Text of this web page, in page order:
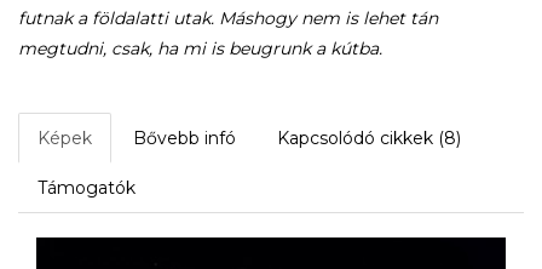
futnak a földalatti utak. Máshogy nem is lehet tán
megtudni, csak, ha mi is beugrunk a kútba.
Képek Bővebb infó Kapcsolódó cikkek (8)
Támogatók